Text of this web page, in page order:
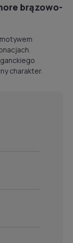
brązowo-
charakter.